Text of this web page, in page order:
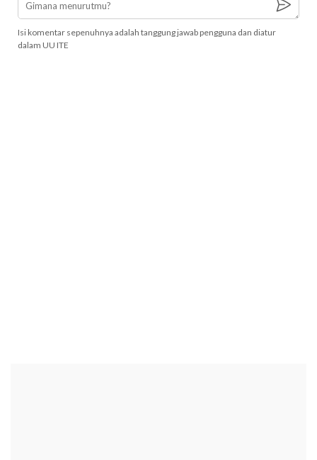
Isi komentar sepenuhnya adalah tanggung jawab pengguna dan diatur
dalam UU ITE